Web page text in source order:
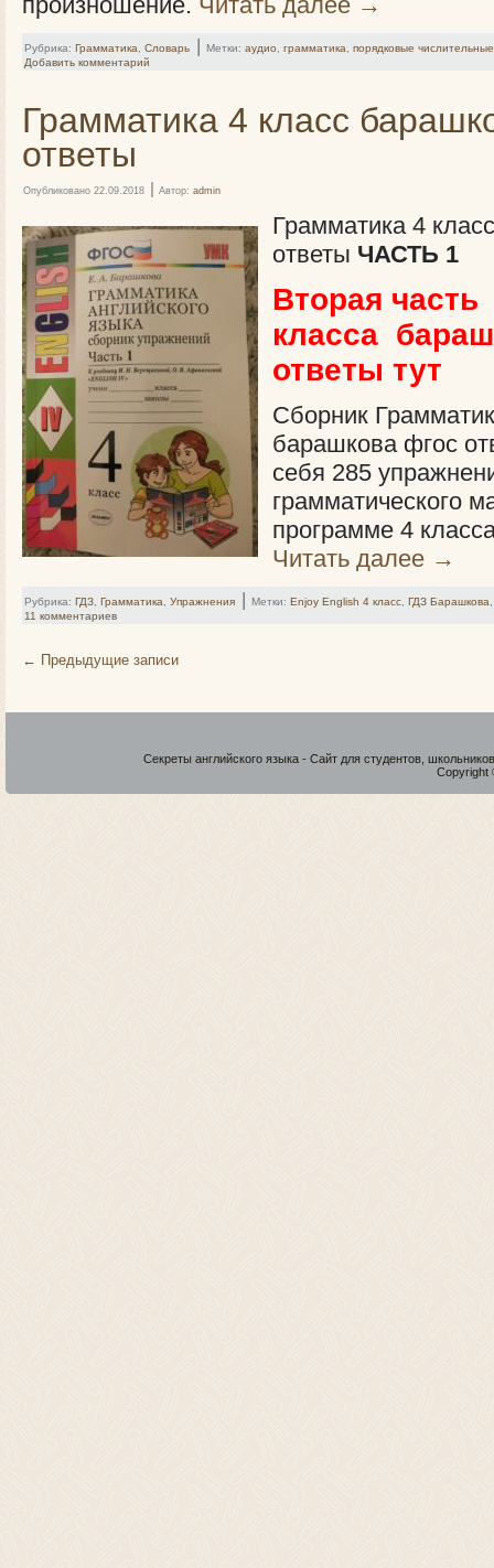
Рубрика: Грамматика Словарь | Метки: аудио грамматика
порядковые числительные
Добавить комментарий
Грамматика 4 класс
ответы
Опубликовано 22.09.2018 | Автор: admin
Грамматика 4
ответы ЧАСТЬ 1
Вторая
класса
ответы тут
Сборник
барашкова фгос
себя 285
грамматического
программе 4
Читать далее →
Рубрика: ГДЗ Грамматика Упражнения | Метки: Enjoy English 4 класс ГДЗ Барашкова
11 комментариев
← Предыдущие записи
Секреты английского языка - Сайт для студентов,
Copyright